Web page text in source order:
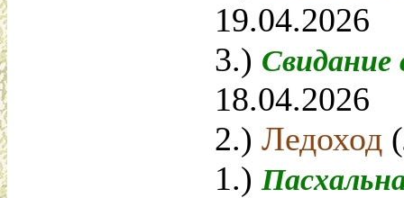
19.04.2026
3.)
18.04.2026
2.) Ледоход
1.)